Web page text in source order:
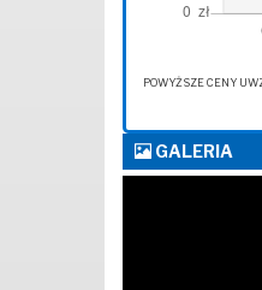
POWYŻSZE CENY
GALERIA